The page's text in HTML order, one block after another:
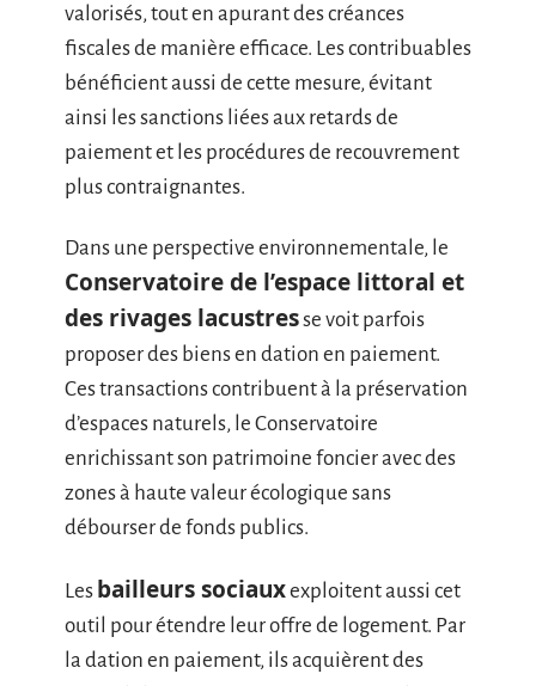
valorisés, tout en apurant des créances
fiscales de manière efficace. Les contribuables
bénéficient aussi de cette mesure, évitant
ainsi les sanctions liées aux retards de
paiement et les procédures de recouvrement
plus contraignantes.
Dans une perspective environnementale, le
Conservatoire de l’espace littoral et
des rivages lacustresse voit parfois
proposer des biens en dation en paiement.
Ces transactions contribuent à la préservation
d’espaces naturels, le Conservatoire
enrichissant son patrimoine foncier avec des
zones à haute valeur écologique sans
débourser de fonds publics.
Les bailleurs sociauxexploitent aussi cet
outil pour étendre leur offre de logement. Par
la dation en paiement, ils acquièrent des